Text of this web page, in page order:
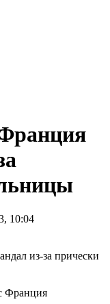
10:04
Франция